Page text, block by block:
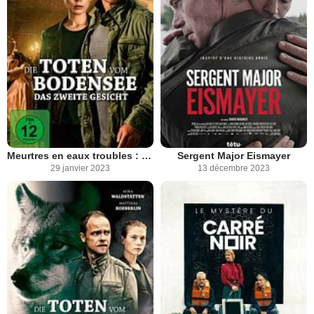
Meurtres en eaux troubles : La vengeance aux deux visages
29 janvier 2023
Sergent Major Eismayer
13 décembre 2023